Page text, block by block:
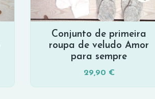
Conjunto de primeira
roupa de veludo Amor
para sempre
29,90 €